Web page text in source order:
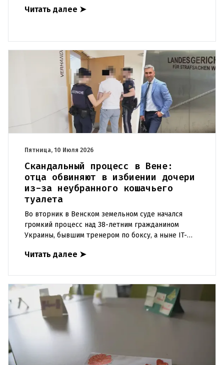
выяснилось, к краже прил
Читать далее ➤
Пятница, 10 Июля 2026
Скандальный процесс в Вене:
отца обвиняют в избиении дочери
из-за неубранного кошачьего
туалета
Во вторник в Венском земельном суде начался
громкий процесс над 38-летним гражданином
Украины, бывшим тренером по боксу, а ныне IT-
систематическом домашнем насилии в
Читать далее ➤